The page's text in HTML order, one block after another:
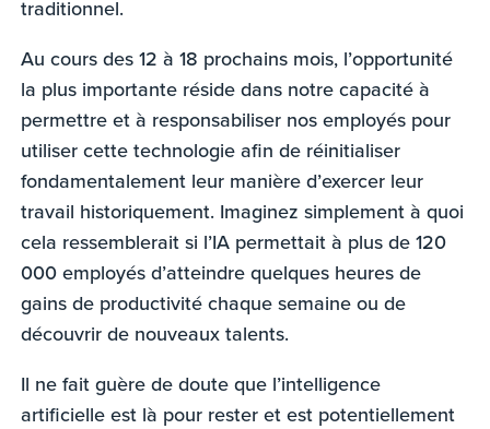
traditionnel.
Au cours des 12 à 18 prochains mois, l’opportunité
la plus importante réside dans notre capacité à
permettre et à responsabiliser nos employés pour
utiliser cette technologie afin de réinitialiser
fondamentalement leur manière d’exercer leur
travail historiquement. Imaginez simplement à quoi
cela ressemblerait si l’IA permettait à plus de 120
000 employés d’atteindre quelques heures de
gains de productivité chaque semaine ou de
découvrir de nouveaux talents.
Il ne fait guère de doute que l’intelligence
artificielle est là pour rester et est potentiellement